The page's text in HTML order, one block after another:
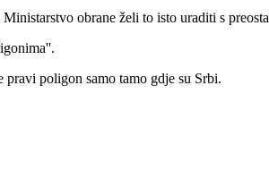
obrane želi to isto uraditi s
poligon samo tamo gdje su Srbi.